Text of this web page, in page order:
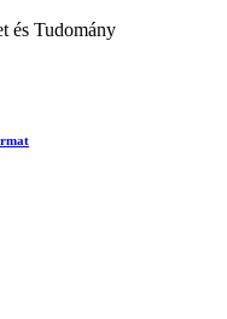
és Tudomány